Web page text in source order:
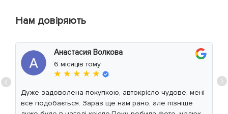
Нам довіряють
Анастасия Волкова
6 місяців тому
★ ★ ★ ★ ★
Дуже задоволена покупкою, автокрісло чудове, мені
все подобається. Зараз ще нам рано, але пізніше